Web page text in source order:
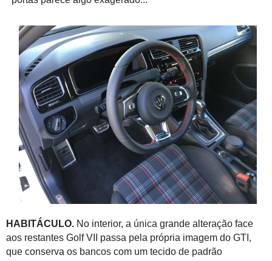
HABITÁCULO. No interior, a única grande alteração face
aos restantes Golf VII passa pela própria imagem do GTI,
que conserva os bancos com um tecido de padrão